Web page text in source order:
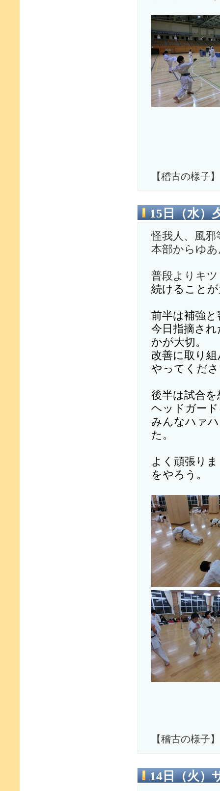
【稽古の様子】
15日（水）
怪我人、風
本部からゆ
普段よりキ
続けること
前半は補強
今日指摘さ
かが大切。
改善に取り
やってくだ
後半は試合
ヘッドガー
みんなハァ
た。
よく頑張り
をやろう。
【稽古の様子】
14日（火）